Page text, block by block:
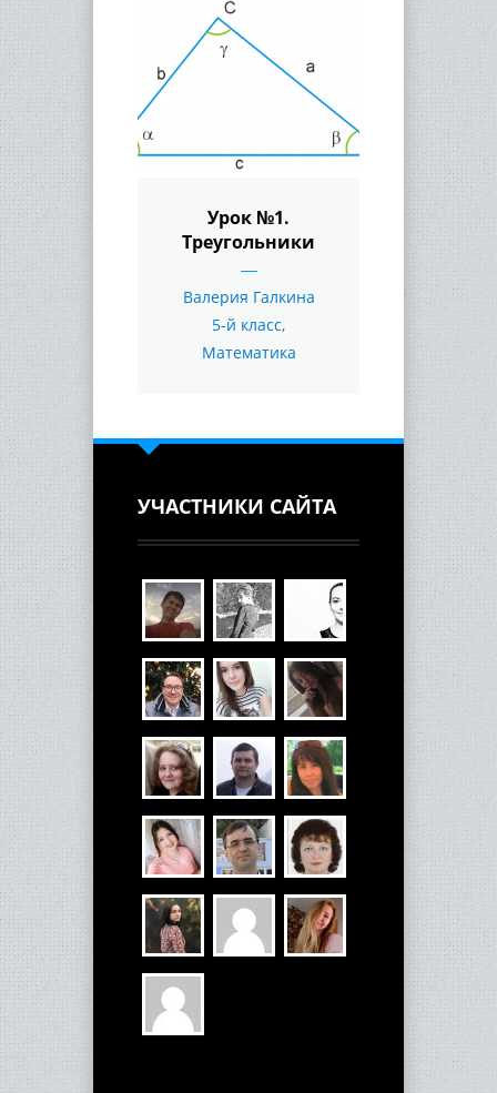
Урок №1.
Треугольники
Валерия Галкина
5-й класс,
Математика
УЧАСТНИКИ САЙТА